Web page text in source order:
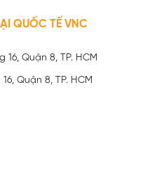
QUỐC TẾ VNC
16, Quận 8, TP. HCM
Quận 8, TP. HCM